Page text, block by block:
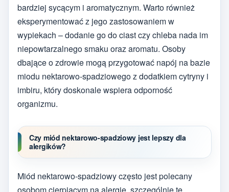
bardziej sycącym i aromatycznym. Warto również
eksperymentować z jego zastosowaniem w
wypiekach – dodanie go do ciast czy chleba nada im
niepowtarzalnego smaku oraz aromatu. Osoby
dbające o zdrowie mogą przygotować napój na bazie
miodu nektarowo-spadziowego z dodatkiem cytryny i
imbiru, który doskonale wspiera odporność
organizmu.
Czy miód nektarowo-spadziowy jest lepszy dla
alergików?
Miód nektarowo-spadziowy często jest polecany